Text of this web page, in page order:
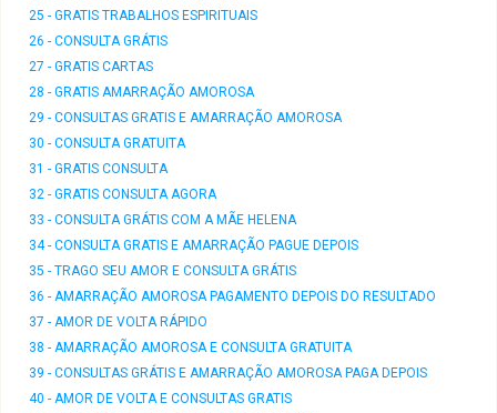
25 - GRATIS TRABALHOS ESPIRITUAIS
26 - CONSULTA GRÁTIS
27 - GRATIS CARTAS
28 - GRATIS AMARRAÇÃO AMOROSA
29 - CONSULTAS GRATIS E AMARRAÇÃO AMOROSA
30 - CONSULTA GRATUITA
31 - GRATIS CONSULTA
32 - GRATIS CONSULTA AGORA
33 - CONSULTA GRÁTIS COM A MÃE HELENA
34 - CONSULTA GRATIS E AMARRAÇÃO PAGUE DEPOIS
35 - TRAGO SEU AMOR E CONSULTA GRÁTIS
36 - AMARRAÇÃO AMOROSA PAGAMENTO DEPOIS DO RESULTADO
37 - AMOR DE VOLTA RÁPIDO
38 - AMARRAÇÃO AMOROSA E CONSULTA GRATUITA
39 - CONSULTAS GRÁTIS E AMARRAÇÃO AMOROSA PAGA DEPOIS
40 - AMOR DE VOLTA E CONSULTAS GRATIS